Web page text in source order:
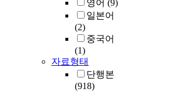
영어 (9)
일본어
(2)
중국어
(1)
자료형태
단행본
(918)